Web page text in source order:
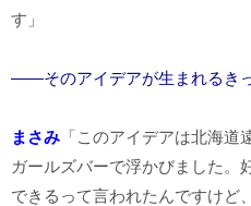
す」
――そのアイデアが生まれるき
まさみ 「このアイデアは北海
ガールズバーで浮かびました。
できるって言われたんですけど